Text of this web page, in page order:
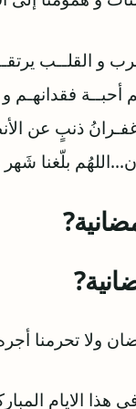
و القلــب
أحبــة
ذنبٍ عن
بلّغنا شَهر
ولا تحرمنا
هذا الايام